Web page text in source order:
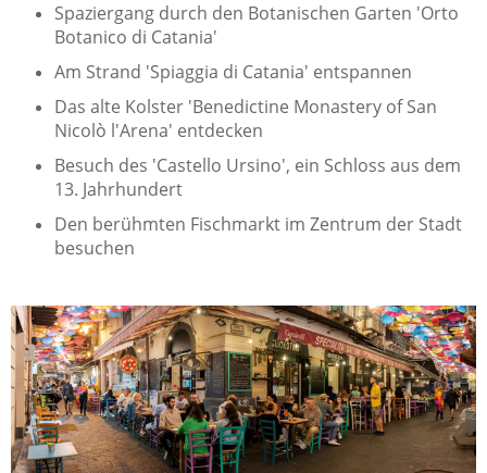
Spaziergang durch den Botanischen Garten 'Orto
Botanico di Catania'
Am Strand 'Spiaggia di Catania' entspannen
Das alte Kolster 'Benedictine Monastery of San
Nicolò l'Arena' entdecken
Besuch des 'Castello Ursino', ein Schloss aus dem
13. Jahrhundert
Den berühmten Fischmarkt im Zentrum der Stadt
besuchen